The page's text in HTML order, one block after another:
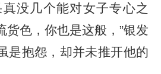
真没几个能对女子专心之
货色，你也是这般，”银发
是抱怨，却并未推开他的